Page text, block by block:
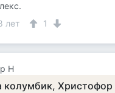
лет 1
Н
колумбик, Христофор